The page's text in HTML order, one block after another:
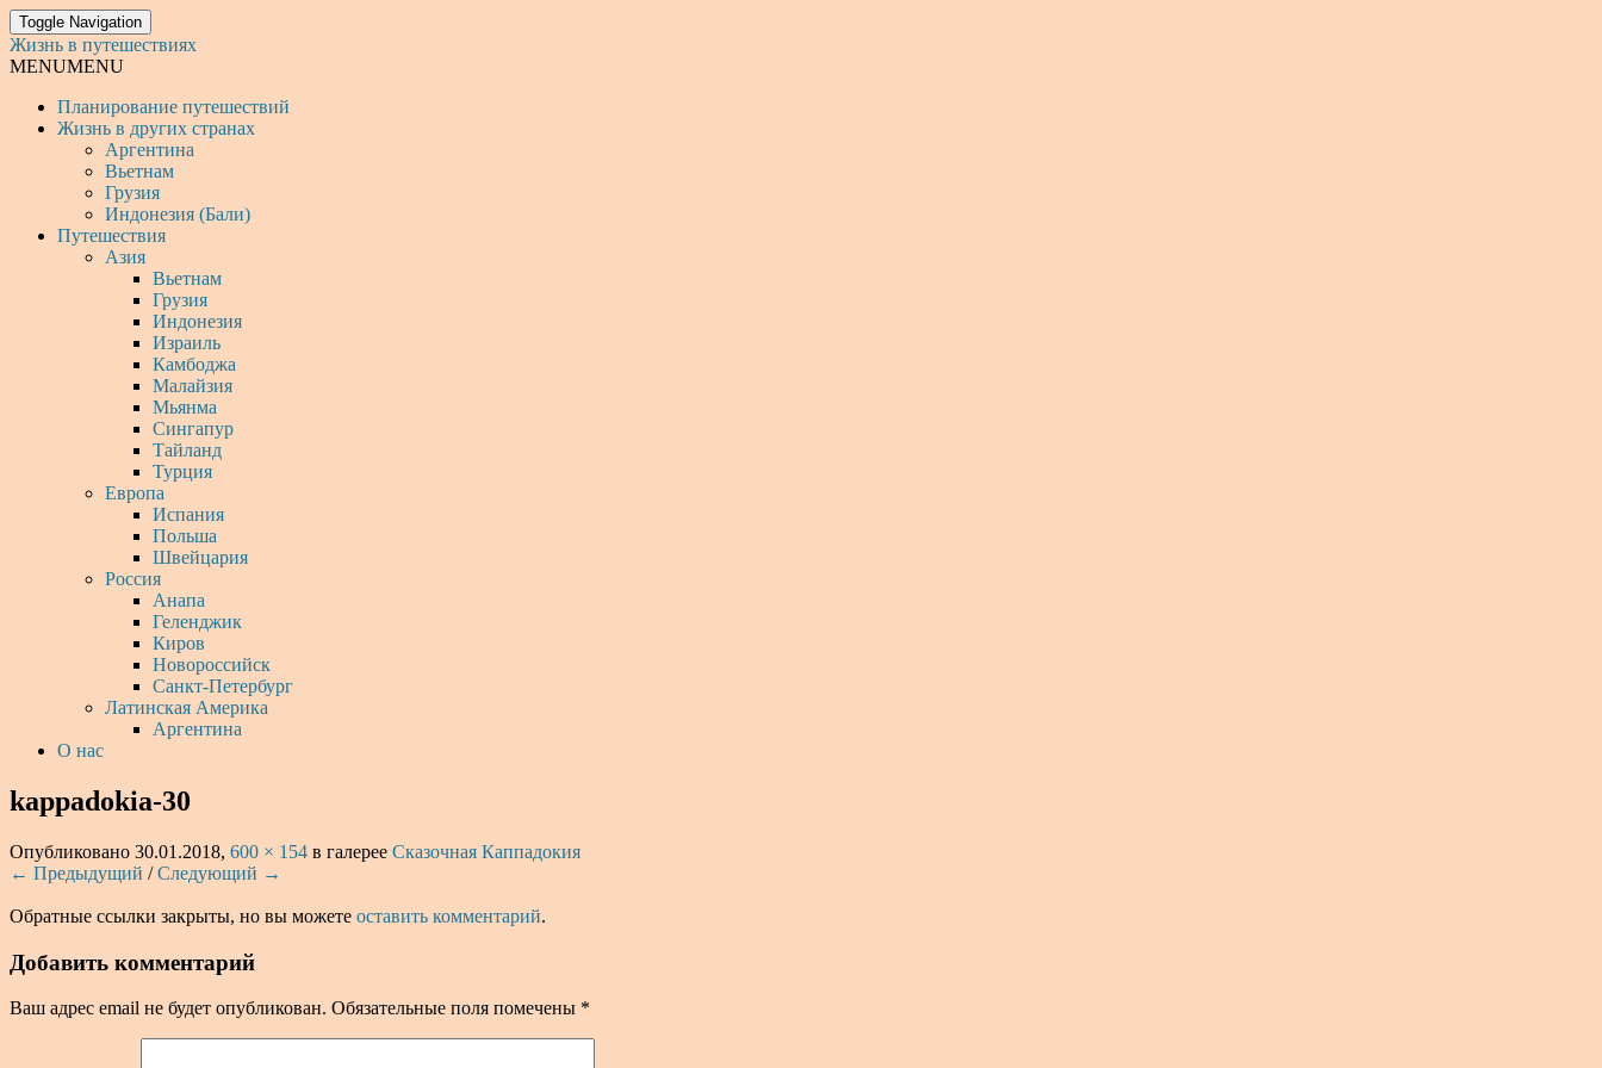
Toggle Navigation
Жизнь в путешествиях
MENUMENU
Планирование путешествий
Жизнь в других странах
Аргентина
Вьетнам
Грузия
Индонезия (Бали)
Путешествия
Азия
Вьетнам
Грузия
Индонезия
Израиль
Камбоджа
Малайзия
Мьянма
Сингапур
Тайланд
Турция
Европа
Испания
Польша
Швейцария
Россия
Анапа
Геленджик
Киров
Новороссийск
Санкт-Петербург
Латинская Америка
Аргентина
О нас
kappadokia-30
Опубликовано 30.01.2018, 600 × 154 в галерее Сказочная Каппадокия
← Предыдущий /Следующий →
Обратные ссылки закрыты, но вы можете оставить комментарий.
Добавить комментарий
Ваш адрес email не будет опубликован. Обязательные поля помечены *